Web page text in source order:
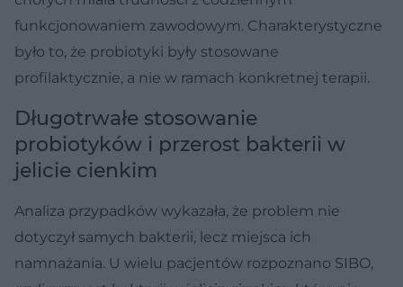
funkcjonowaniem zawodowym. Charakterystyczne
było to, że probiotyki były stosowane
profilaktycznie, a nie w ramach konkretnej terapii.
Długotrwałe stosowanie
probiotyków i przerost bakterii w
jelicie cienkim
Analiza przypadków wykazała, że problem nie
dotyczył samych bakterii, lecz miejsca ich
namnażania. U wielu pacjentów rozpoznano SIBO,